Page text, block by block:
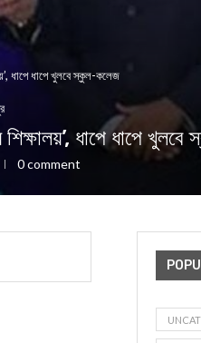
ধাপে ধ‍াপে খুলবে স্কুল-কলেজ
ধাপে ধ‍াপে
0 comment